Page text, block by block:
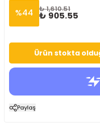
%44 ₺ 1,610.51
₺ 905.55
Ürün stokta
Paylaş